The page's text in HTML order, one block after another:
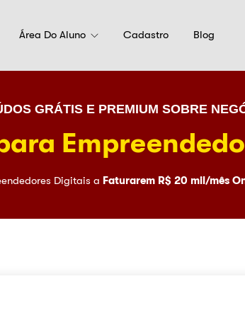
Área Do Aluno Cadastro Blog
GRÁTIS E PREMIUM SOBRE
Digitais a Faturarem R$ 20 mil/mês